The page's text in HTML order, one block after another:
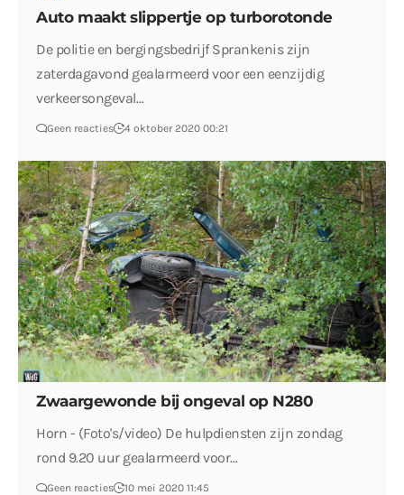
Auto maakt slippertje op turborotonde
De politie en bergingsbedrijf Sprankenis zijn
zaterdagavond gealarmeerd voor een eenzijdig
verkeersongeval…
Geen reacties 4 oktober 2020 00:21
Zwaargewonde bij ongeval op N280
Horn - (Foto's/video) De hulpdiensten zijn zondag
rond 9.20 uur gealarmeerd voor…
Geen reacties 10 mei 2020 11:45